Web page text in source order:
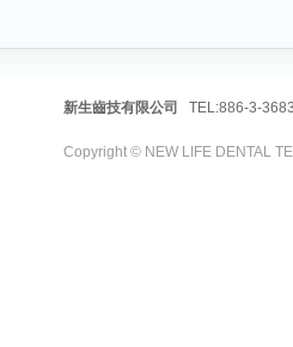
新生齒技有限公司 TEL:886-3-
Copyright © NEW LIFE DENTAL